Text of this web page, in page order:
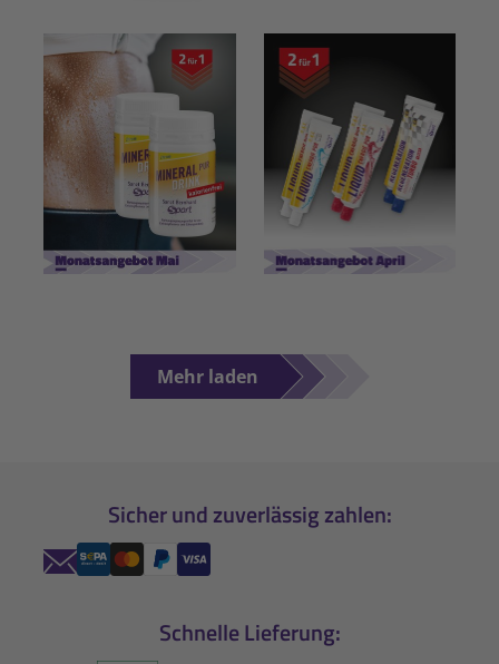
Mehr laden
Sicher und zuverlässig zahlen:
Schnelle Lieferung: